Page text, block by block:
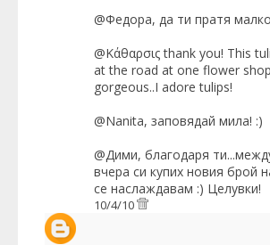
@Федора, да ти пратя
@Κάθαρσις thank you! This
at the road at one flower
gorgeous..I adore tulips!
@Nanita, заповядай мила! :)
@Дими, благодаря
вчера си купих новия брой
се наслаждавам :) Целувки!
10/4/10